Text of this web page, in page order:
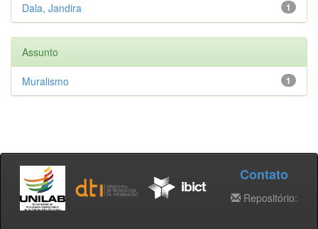
1
Dala, Jandira
Assunto
1
Muralismo
Contato
Repositório: